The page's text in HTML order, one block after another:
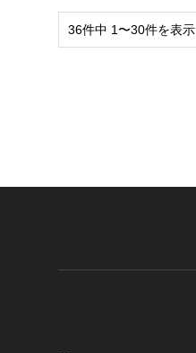
36件中 1〜30件を表示